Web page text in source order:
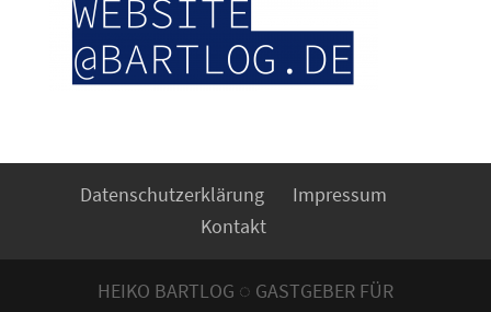
Datenschutzerklärung
Impressum
Kontakt
HEIKO BARTLOG ◌ GASTGEBER FÜR